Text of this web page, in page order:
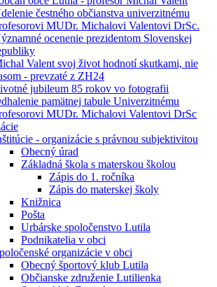
čestného občianstva univerzitnému
MUDr. Michalovi Valentovi DrSc.
ocenenie prezidentom Slovenskej
Valent svoj život hodnotí skutkami, nie
- prevzaté z ZH24
jubileum 85 rokov vo fotografii
pamätnej tabule Univerzitnému
MUDr. Michalovi Valentovi DrSc
- organizácie s právnou subjektivitou
Obecný úrad
Základná škola s materskou školou
Zápis do 1. ročníka
Zápis do materskej školy
Knižnica
Pošta
Urbárske spoločenstvo Lutila
Podnikatelia v obci
organizácie v obci
Obecný športový klub Lutila
Občianske združenie Lutilienka